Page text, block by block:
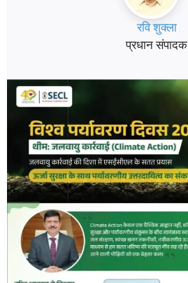
रवि शुक्ला
प्रधान संपादक